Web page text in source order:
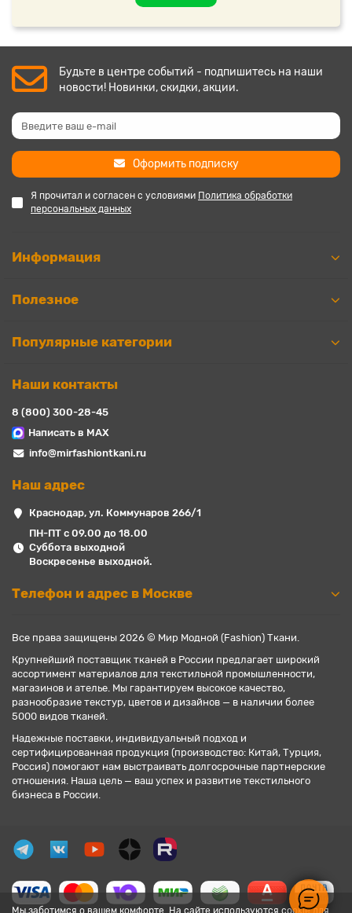
Мы заботимся о вашем комфорте. На сайте используются cookie для
Будьте в центре событий - подпишитесь на наши
новости! Новинки, скидки, акции.
Оформить подписку
Я прочитал и согласен с условиями Политика обработки
персональных данных
Информация
Полезное
Популярные категории
Наши контакты
8 (800) 300-28-45
Написать в MAX
info@mirfashiontkani.ru
Наш адрес
Краснодар, ул. Коммунаров 266/1
ПН-ПТ с 09.00 до 18.00
Суббота выходной
Воскресенье выходной.
Телефон и адрес в Москве
Все права защищены 2026 © Мир Модной (Fashion) Ткани.
Крупнейший поставщик тканей в России предлагает широкий
ассортимент материалов для текстильной промышленности,
магазинов и ателье. Мы гарантируем высокое качество,
разнообразие текстур, цветов и дизайнов — в наличии более
5000 видов тканей.
Надежные поставки, индивидуальный подход и
сертифицированная продукция (производство: Китай, Турция,
Россия) помогают нам выстраивать долгосрочные партнерские
отношения. Наша цель — ваш успех и развитие текстильного
бизнеса в России.